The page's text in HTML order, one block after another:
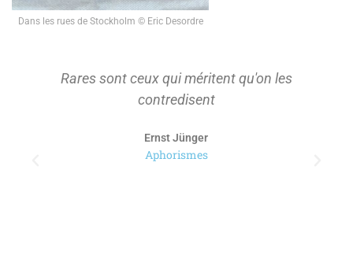
Dans les rues de Stockholm © Eric Desordre
Rares sont ceux qui méritent qu'on les
contredisent
Ernst Jünger
Aphorismes